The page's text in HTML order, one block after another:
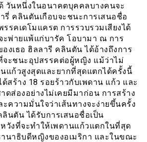
วันหนึ่งในอนาคตบุคคลบางคนจะ
รี่ คลินตันเกือบจะชนะการเสนอชื่อ
รคเดโมแครต การรวบรวมเสียงได้
ะพ่ายแพ้แก่บารัค โอบามา ณ การ
งเธอ ฮิลลารี คลินตัน ได้อ้างถึงการ
จะชนะอุปสรรคต่อผู้หญิง แม้ว่าไม่
แก้วสูงสุดและยากที่สุดแตกได้ครั้งนี้
ร้าง 18 รอยร้าวกับเพดาน แก้ว และ
ดส่องอย่างไม่เคยมีมาก่อน การสร้าง
ะความมั่นใจว่าเส้นทางจะง่ายขึ้นครั้ง
นตัน ได้รับการเสนอชื่อเป็น
วังที่จะทำให้เพดานแก้วแตกในที่สุด
านาธิบดีหญิงของอเมริกา และในขณะ